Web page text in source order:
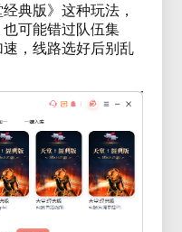
典版》这种玩法，
可能错过队伍集
，线路选好后别乱